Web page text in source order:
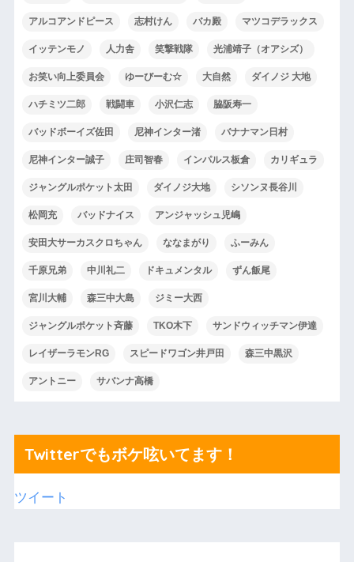
アルコアンドピース 志村けん バカ殿 マツコデラックス
イッテンモノ 人力舎 笑撃戦隊 光浦靖子（オアシズ）
お笑い向上委員会 ゆーびーむ☆ 大自然 ダイノジ 大地
ハチミツ二郎 戦闘車 小沢仁志 脇阪寿一
バッドボーイズ佐田 尼神インター渚 バナナマン日村
尼神インター誠子 庄司智春 インパルス板倉 カリギュラ
ジャングルポケット太田 ダイノジ大地 シソンヌ長谷川
松岡充 バッドナイス アンジャッシュ児嶋
安田大サーカスクロちゃん ななまがり ふーみん
千原兄弟 中川礼二 ドキュメンタル ずん飯尾
宮川大輔 森三中大島 ジミー大西
ジャングルポケット斉藤 TKO木下 サンドウィッチマン伊達
レイザーラモンRG スピードワゴン井戸田 森三中黒沢
アントニー サバンナ高橋
Twitterでもボケ呟いてます！
ツイート